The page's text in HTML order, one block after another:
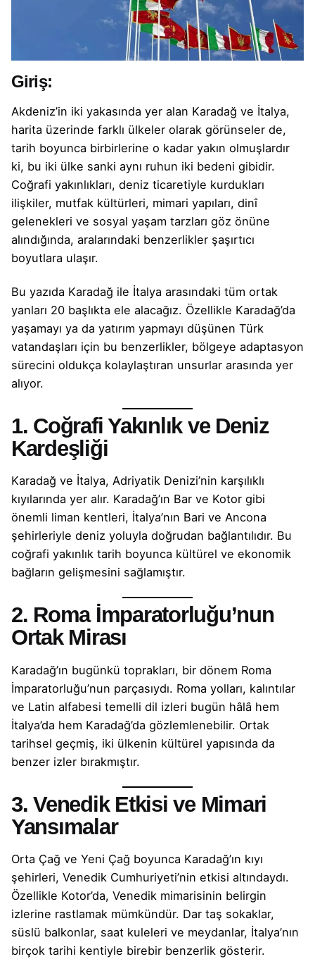
Giriş:
Akdeniz’in iki yakasında yer alan Karadağ ve İtalya,
harita üzerinde farklı ülkeler olarak görünseler de,
tarih boyunca birbirlerine o kadar yakın olmuşlardır
ki, bu iki ülke sanki aynı ruhun iki bedeni gibidir.
Coğrafi yakınlıkları, deniz ticaretiyle kurdukları
ilişkiler, mutfak kültürleri, mimari yapıları, dinî
gelenekleri ve sosyal yaşam tarzları göz önüne
alındığında, aralarındaki benzerlikler şaşırtıcı
boyutlara ulaşır.
Bu yazıda Karadağ ile İtalya arasındaki tüm ortak
yanları 20 başlıkta ele alacağız. Özellikle Karadağ’da
yaşamayı ya da yatırım yapmayı düşünen Türk
vatandaşları için bu benzerlikler, bölgeye adaptasyon
sürecini oldukça kolaylaştıran unsurlar arasında yer
alıyor.
1. Coğrafi Yakınlık ve Deniz
Kardeşliği
Karadağ ve İtalya, Adriyatik Denizi’nin karşılıklı
kıyılarında yer alır. Karadağ’ın Bar ve Kotor gibi
önemli liman kentleri, İtalya’nın Bari ve Ancona
şehirleriyle deniz yoluyla doğrudan bağlantılıdır. Bu
coğrafi yakınlık tarih boyunca kültürel ve ekonomik
bağların gelişmesini sağlamıştır.
2. Roma İmparatorluğu’nun
Ortak Mirası
Karadağ’ın bugünkü toprakları, bir dönem Roma
İmparatorluğu’nun parçasıydı. Roma yolları, kalıntılar
ve Latin alfabesi temelli dil izleri bugün hâlâ hem
İtalya’da hem Karadağ’da gözlemlenebilir. Ortak
tarihsel geçmiş, iki ülkenin kültürel yapısında da
benzer izler bırakmıştır.
3. Venedik Etkisi ve Mimari
Yansımalar
Orta Çağ ve Yeni Çağ boyunca Karadağ’ın kıyı
şehirleri, Venedik Cumhuriyeti’nin etkisi altındaydı.
Özellikle Kotor’da, Venedik mimarisinin belirgin
izlerine rastlamak mümkündür. Dar taş sokaklar,
süslü balkonlar, saat kuleleri ve meydanlar, İtalya’nın
birçok tarihi kentiyle birebir benzerlik gösterir.